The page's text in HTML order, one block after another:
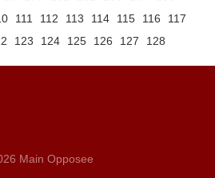
111 112 113 114 115 116
117
123 124 125 126 127
128
Main Opposee